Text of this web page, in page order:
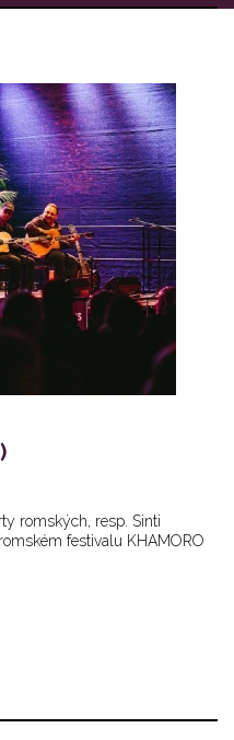
romských, resp. Sinti
festivalu KHAMORO